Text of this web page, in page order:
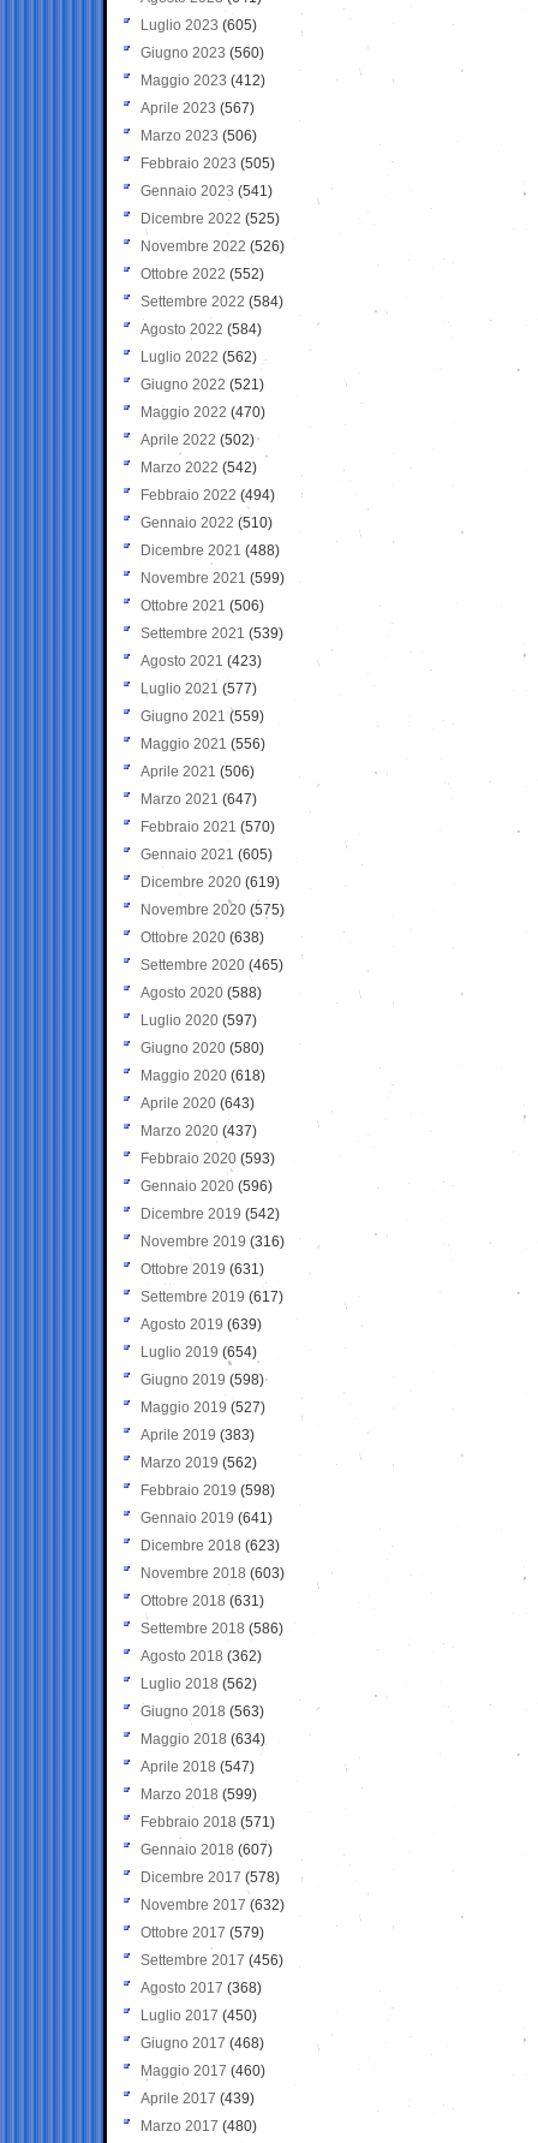
Luglio 2023 (605)
Giugno 2023 (560)
Maggio 2023 (412)
Aprile 2023 (567)
Marzo 2023 (506)
Febbraio 2023 (505)
Gennaio 2023 (541)
Dicembre 2022 (525)
Novembre 2022 (526)
Ottobre 2022 (552)
Settembre 2022 (584)
Agosto 2022 (584)
Luglio 2022 (562)
Giugno 2022 (521)
Maggio 2022 (470)
Aprile 2022 (502)
Marzo 2022 (542)
Febbraio 2022 (494)
Gennaio 2022 (510)
Dicembre 2021 (488)
Novembre 2021 (599)
Ottobre 2021 (506)
Settembre 2021 (539)
Agosto 2021 (423)
Luglio 2021 (577)
Giugno 2021(559)
Maggio 2021 (556)
Aprile 2021 (506)
Marzo 2021 (647)
Febbraio 2021 (570)
Gennaio 2021 (605)
Dicembre 2020 (619)
Novembre 2020 (575)
Ottobre 2020 (638)
Settembre 2020(465)
Agosto 2020 (588)
Luglio 2020 (597)
Giugno 2020 (580)
Maggio 2020 (618)
Aprile 2020 (643)
Marzo 2020 (437)
Febbraio 2020 (593)
Gennaio 2020 (596)
Dicembre 2019 (542)
Novembre 2019 (316)
Ottobre 2019 (631)
Settembre 2019 (617)
Agosto 2019 (639)
Luglio 2019 (654)
Giugno 2019 (598)
Maggio 2019 (527)
Aprile 2019 (383)
Marzo 2019 (562)
Febbraio 2019 (598)
Gennaio 2019 (641)
Dicembre 2018 (623)
Novembre 2018 (603)
Ottobre 2018 (631)
Settembre 2018 (586)
Agosto 2018 (362)
Luglio 2018 (562)
Giugno 2018 (563)
Maggio 2018 (634)
Aprile 2018 (547)
Marzo 2018 (599)
Febbraio 2018 (571)
Gennaio 2018 (607)
Dicembre 2017 (578)
Novembre 2017 (632)
Ottobre 2017 (579)
Settembre 2017 (456)
Agosto 2017 (368)
Luglio 2017 (450)
Giugno 2017 (468)
Maggio 2017 (460)
Aprile 2017 (439)
Marzo 2017 (480)